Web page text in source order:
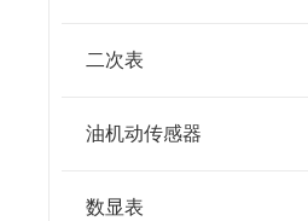
二次表
油机动传感器
数显表